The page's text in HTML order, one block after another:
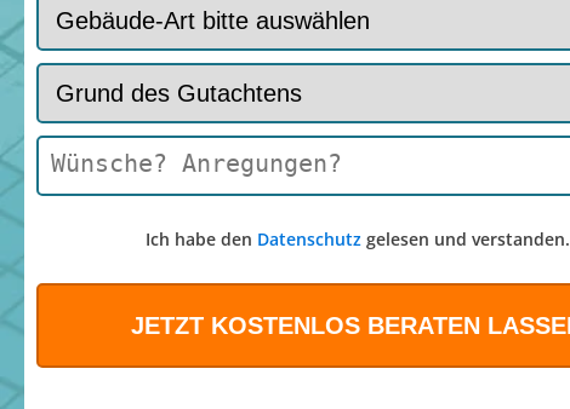
Ich habe den Datenschutzgelesen und verstanden.